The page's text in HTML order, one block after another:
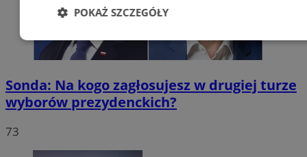
Sonda: Na kogo zagłosujesz w drugiej turze
wyborów prezydenckich?
73
POKAŻ SZCZEGÓŁY
Niezbędne Wydajność
Funkcjonalność